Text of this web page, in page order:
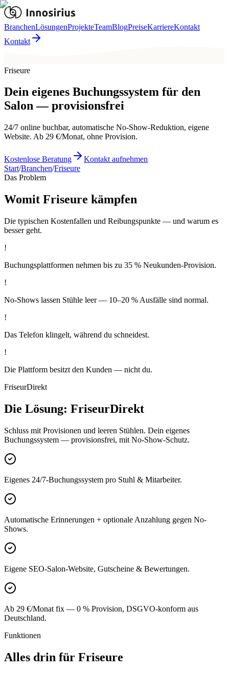
BranchenLösungenProjekteTeamBlogPreiseKarriereKontakt
Kontakt
Friseure
Dein eigenes Buchungssystem für den
Salon — provisionsfrei
24/7 online buchbar, automatische No-Show-Reduktion, eigene
Website. Ab 29 €/Monat, ohne Provision.
Kostenlose Beratung
Kontakt aufnehmen
Start/Branchen/Friseure
Das Problem
Womit Friseure kämpfen
Die typischen Kostenfallen und Reibungspunkte — und warum es
besser geht.
!
Buchungsplattformen nehmen bis zu 35 % Neukunden-Provision.
!
No-Shows lassen Stühle leer — 10–20 % Ausfälle sind normal.
!
Das Telefon klingelt, während du schneidest.
!
Die Plattform besitzt den Kunden — nicht du.
FriseurDirekt
Die Lösung: FriseurDirekt
Schluss mit Provisionen und leeren Stühlen. Dein eigenes
Buchungssystem — provisionsfrei, mit No-Show-Schutz.
Eigenes 24/7-Buchungssystem pro Stuhl & Mitarbeiter.
Automatische Erinnerungen + optionale Anzahlung gegen No-
Shows.
Eigene SEO-Salon-Website, Gutscheine & Bewertungen.
Ab 29 €/Monat fix — 0 % Provision, DSGVO-konform aus
Deutschland.
Funktionen
Alles drin für Friseure